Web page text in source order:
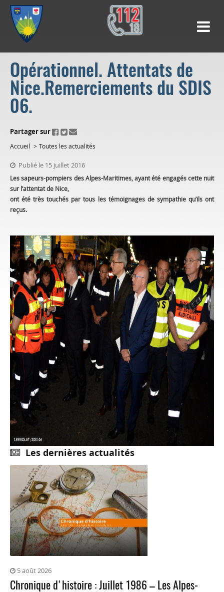
Opérationnel. Attentats de
Nice.Remerciements du SDIS
06.
ui.fo.accessibility.echappement.partage
Partager sur
Accueil Toutes les actualités
Publié le 15 juillet 2016
Les sapeurs-pompiers des Alpes-Maritimes, ayant été engagés cette nuit
sur l’attentat de Nice,
ont été très touchés par tous les témoignages de sympathie qu’ils ont
reçus.
Les dernières actualités
5 août 2026
Chronique d'histoire : Juillet 1986 – Les Alpes-